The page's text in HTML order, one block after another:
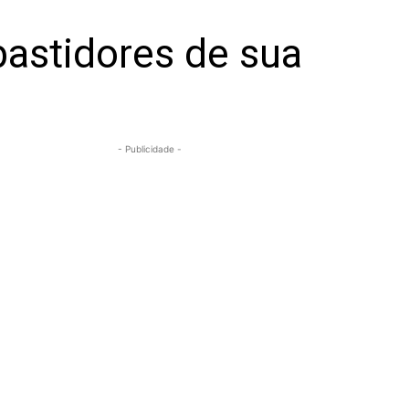
de sua
- Publicidade -